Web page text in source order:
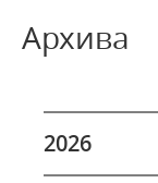
Архива
2026